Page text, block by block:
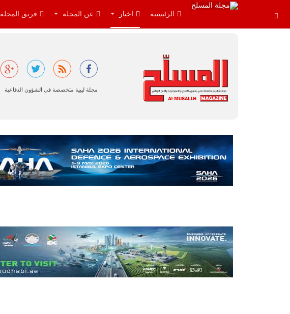
الرئيسية اخبار عن المجلة فريق المجلة
مجلة ليبية متخصصة في الشؤون الدفاعية